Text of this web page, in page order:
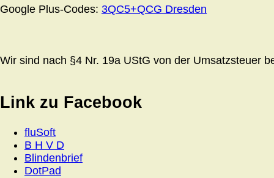
Google Plus-Codes: 3QC5+QCG Dresden
Wir sind nach §4 Nr. 19a UStG von der Umsatzsteuer
Link zu Facebook
fluSoft
B H V D
Blindenbrief
DotPad